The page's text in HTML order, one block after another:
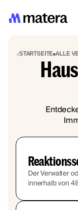
STARTSEITE ALLE
Der Verwalter
innerhalb von